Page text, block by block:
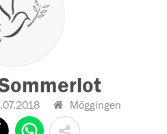
Möggingen